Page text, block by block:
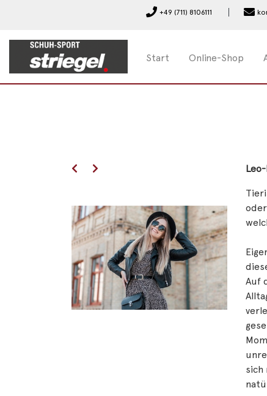
+49 (711) 8106111
Start Online-Shop
Auf
sich